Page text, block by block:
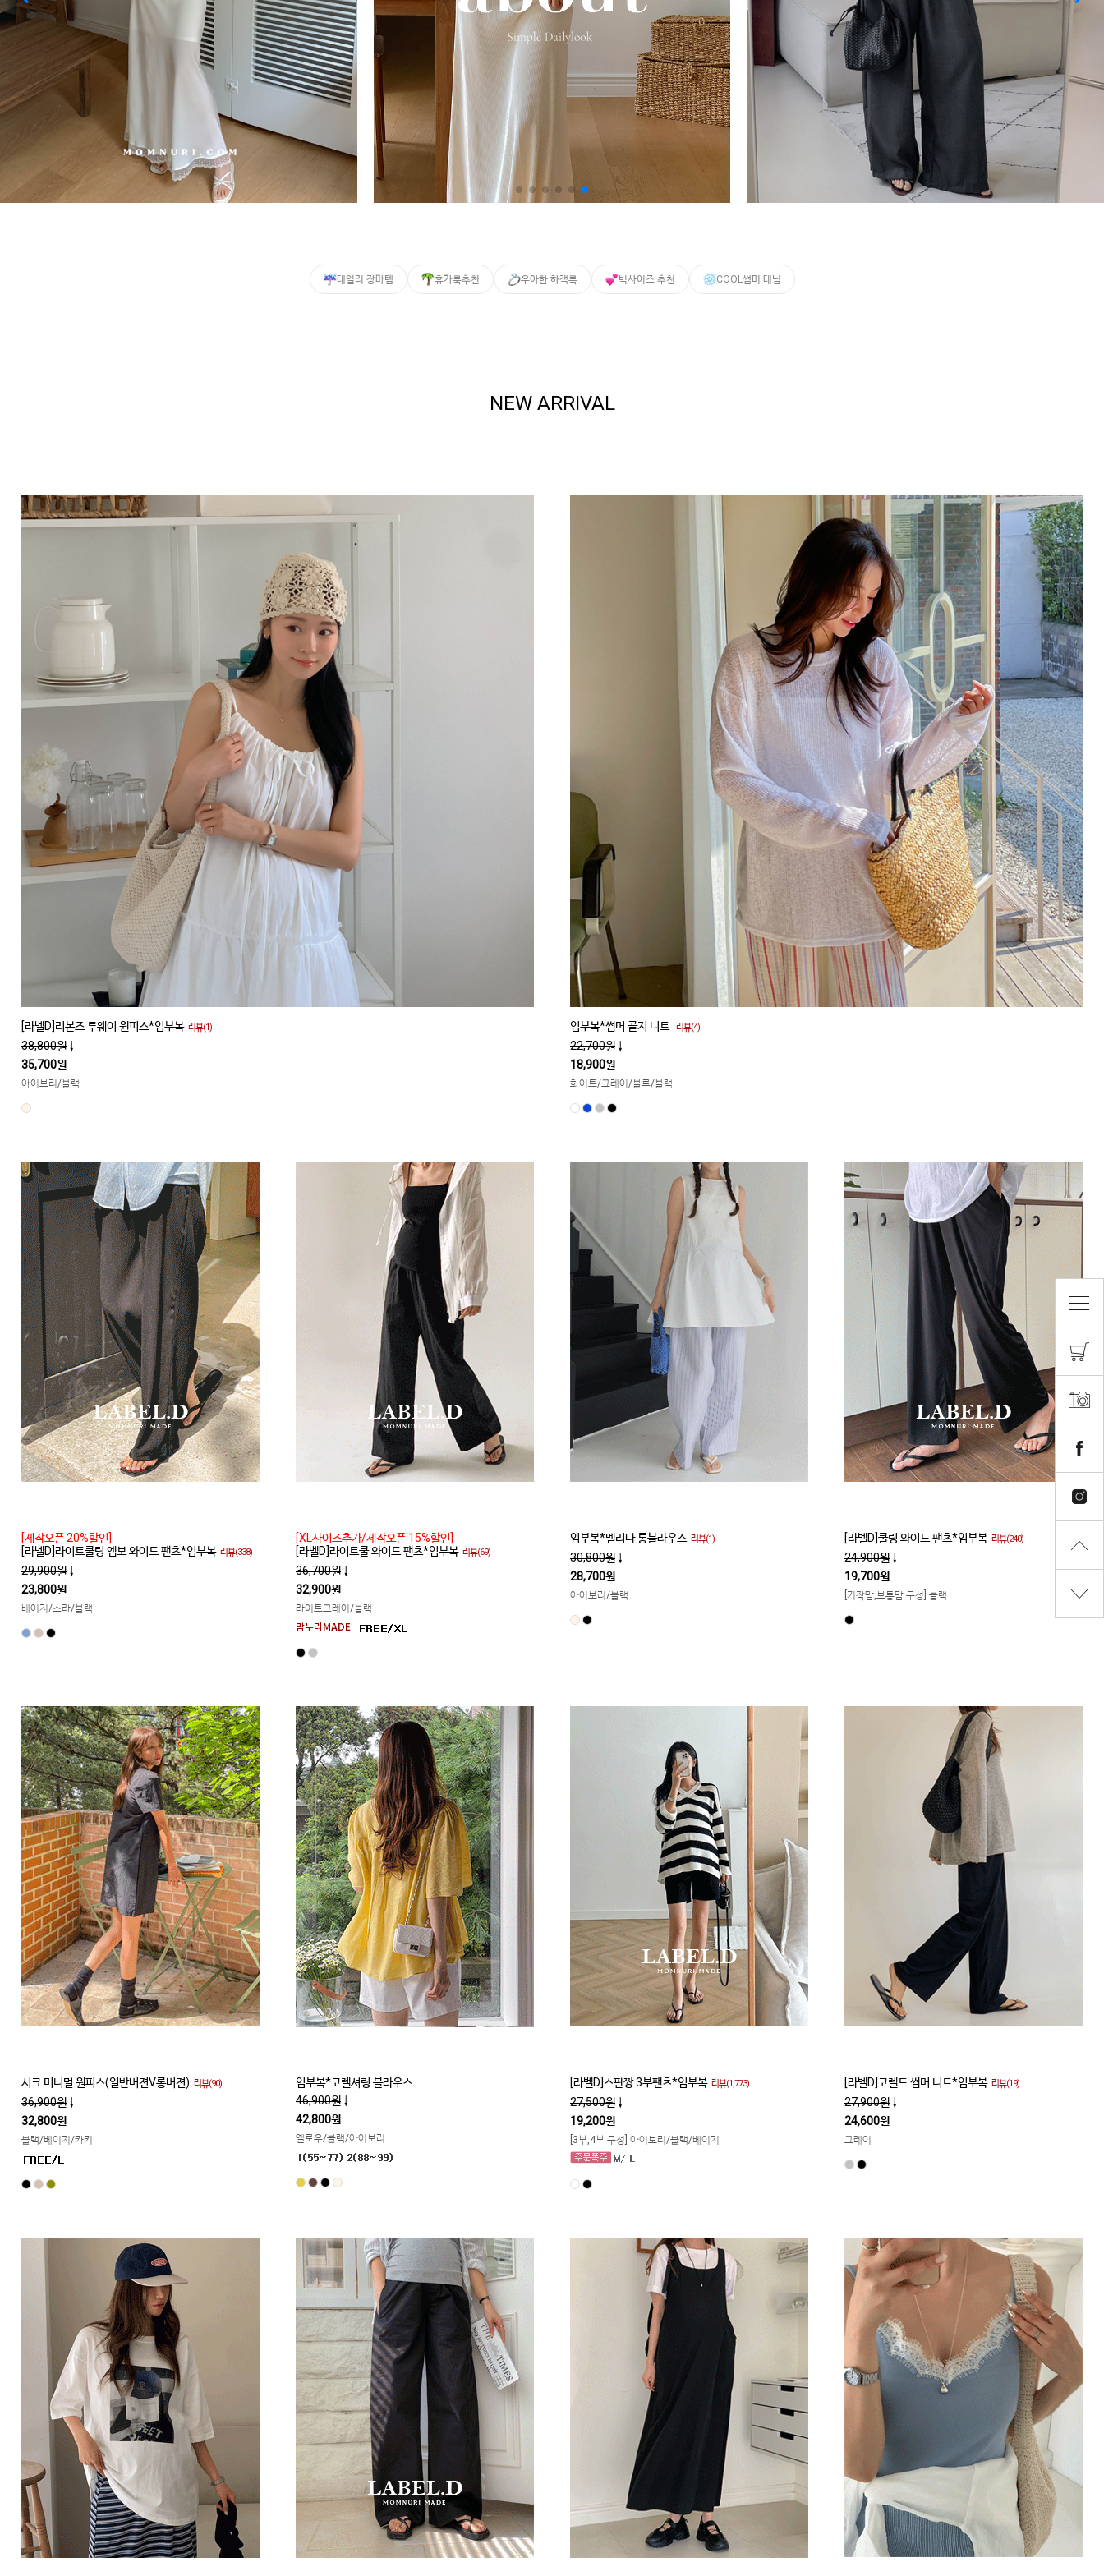
커뮤니티
맘누리뉴스
다이어리
리얼체험단모집
만삭사진컨테스트
로그인
개인결제
데일리 장마템 휴가룩추천 우아한 하객룩 빅사이즈 추천 COOL썸머 데님
NEW ARRIVAL
[라벨D]리본즈 투웨이 원피스*임부복 리뷰(1)
38,800원 ↓
35,700원
아이보리/블랙
임부복*썸머 골지 니트 리뷰(4)
22,700원 ↓
18,900원
화이트/그레이/블루/블랙
[제작오픈 20%할인]
[라벨D]라이트쿨링 엠보 와이드 팬츠*임부복 리뷰(338)
29,900원 ↓
23,800원
베이지/소라/블랙
[XL사이즈추가/제작오픈 15%할인]
[라벨D]라이트쿨 와이드 팬츠*임부복 리뷰(69)
36,700원 ↓
32,900원
라이트그레이/블랙
임부복*멜리나 롱블라우스 리뷰(1)
30,800원 ↓
28,700원
아이보리/블랙
[라벨D]쿨링 와이드 팬츠*임부복 리뷰(240)
24,900원 ↓
19,700원
[키작맘,보통맘 구성] 블랙
시크 미니멀 원피스(일반버젼V롱버젼) 리뷰(90)
36,900원 ↓
32,800원
블랙/베이지/카키
임부복*코렐셔링 블라우스
46,900원 ↓
42,800원
옐로우/블랙/아이보리
[라벨D]스판짱 3부팬츠*임부복 리뷰(1,773)
27,500원 ↓
19,200원
[3부,4부 구성] 아이보리/블랙/베이지
[라벨D]코렐드 썸머 니트*임부복 리뷰(19)
27,900원 ↓
24,600원
그레이